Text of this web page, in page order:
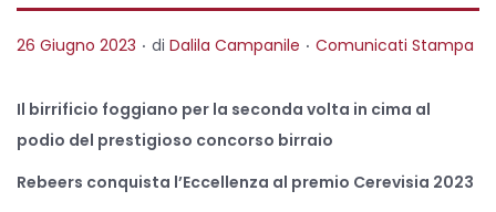
P
s
t
26 Giugno 2023 . di Dalila Campanile . P
s
t
Comunicati Stampa
Il birrificio foggiano per la seconda volta in cima al
podio del prestigioso concorso birraio
Rebeers conquista l’Eccellenza al premio Cerevisia 2023